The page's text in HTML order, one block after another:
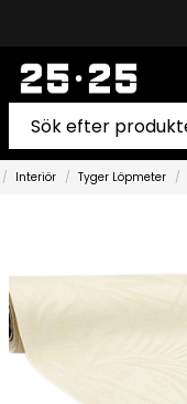
Interiör Tyger Löpmeter